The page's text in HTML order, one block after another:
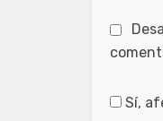
Sí,